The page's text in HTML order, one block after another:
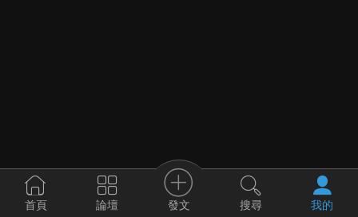
首頁 論壇 發文 搜尋 我的